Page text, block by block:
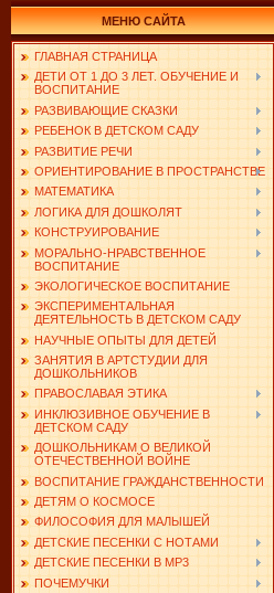
МЕНЮ САЙТА
ГЛАВНАЯ СТРАНИЦА
ДЕТИ ОТ 1 ДО 3 ЛЕТ. ОБУЧЕНИЕ И
ВОСПИТАНИЕ
РАЗВИВАЮЩИЕ СКАЗКИ
РЕБЕНОК В ДЕТСКОМ САДУ
РАЗВИТИЕ РЕЧИ
ОРИЕНТИРОВАНИЕ В ПРОСТРАНСТВЕ
МАТЕМАТИКА
ЛОГИКА ДЛЯ ДОШКОЛЯТ
КОНСТРУИРОВАНИЕ
МОРАЛЬНО-НРАВСТВЕННОЕ
ВОСПИТАНИЕ
ЭКОЛОГИЧЕСКОЕ ВОСПИТАНИЕ
ЭКСПЕРИМЕНТАЛЬНАЯ
ДЕЯТЕЛЬНОСТЬ В ДЕТСКОМ САДУ
НАУЧНЫЕ ОПЫТЫ ДЛЯ ДЕТЕЙ
ЗАНЯТИЯ В АРТСТУДИИ ДЛЯ
ДОШКОЛЬНИКОВ
ПРАВОСЛАВАЯ ЭТИКА
ИНКЛЮЗИВНОЕ ОБУЧЕНИЕ В
ДЕТСКОМ САДУ
ДОШКОЛЬНИКАМ О ВЕЛИКОЙ
ОТЕЧЕСТВЕННОЙ ВОЙНЕ
ВОСПИТАНИЕ ГРАЖДАНСТВЕННОСТИ
ДЕТЯМ О КОСМОСЕ
ФИЛОСОФИЯ ДЛЯ МАЛЫШЕЙ
ДЕТСКИЕ ПЕСЕНКИ С НОТАМИ
ДЕТСКИЕ ПЕСЕНКИ В MP3
ПОЧЕМУЧКИ